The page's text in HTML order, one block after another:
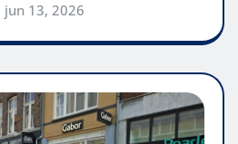
jun 13, 2026